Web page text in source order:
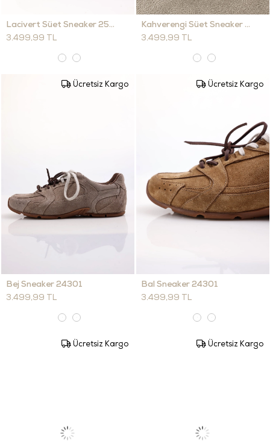
Lacivert Süet Sneaker 25412
3.499,99 TL
Kahverengi Süet Sneaker 25412
3.499,99 TL
Bej Sneaker 24301
3.499,99 TL
Ücretsiz Kargo
Bal Sneaker 24301
3.499,99 TL
Ücretsiz Kargo
Ücretsiz Kargo Ücretsiz Kargo